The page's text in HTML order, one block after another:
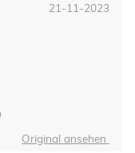
21-11-2023
Original ansehen